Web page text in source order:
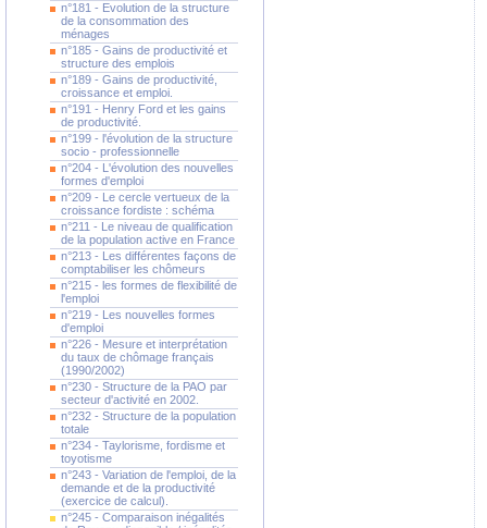
n°181 - Evolution de la structure
de la consommation des
ménages
n°185 - Gains de productivité et
structure des emplois
n°189 - Gains de productivité,
croissance et emploi.
n°191 - Henry Ford et les gains
de productivité.
n°199 - l'évolution de la structure
socio - professionnelle
n°204 - L'évolution des nouvelles
formes d'emploi
n°209 - Le cercle vertueux de la
croissance fordiste : schéma
n°211 - Le niveau de qualification
de la population active en France
n°213 - Les différentes façons de
comptabiliser les chômeurs
n°215 - les formes de flexibilité de
l'emploi
n°219 - Les nouvelles formes
d'emploi
n°226 - Mesure et interprétation
du taux de chômage français
(1990/2002)
n°230 - Structure de la PAO par
secteur d'activité en 2002.
n°232 - Structure de la population
totale
n°234 - Taylorisme, fordisme et
toyotisme
n°243 - Variation de l'emploi, de la
demande et de la productivité
(exercice de calcul).
n°245 - Comparaison inégalités